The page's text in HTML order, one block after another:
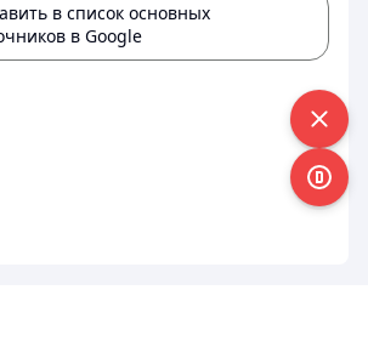
в список основных
в Google